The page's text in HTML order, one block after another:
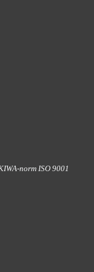
norm ISO 9001